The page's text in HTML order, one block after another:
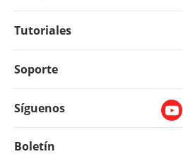
Tutoriales
Soporte
Síguenos
Boletín